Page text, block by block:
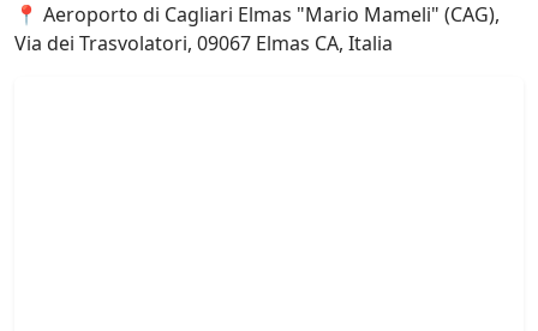
📍 Aeroporto di Cagliari Elmas "Mario Mameli" (CAG),
Via dei Trasvolatori, 09067 Elmas CA, Italia